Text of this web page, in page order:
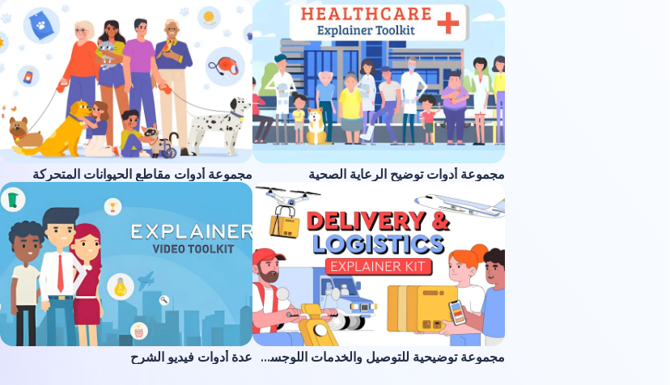
مجموعة أدوات توضيح الرعاية الصحية مجموعة أدوات مقاطع الحيوانات المتحركة
مجموعة توضيحية للتوصيل والخدمات اللوجستية عدة أدوات فيديو الشرح